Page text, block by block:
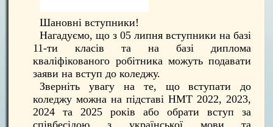
Шановні вступники!
Нагадуємо, що з 05 липня вступники на базі
11-ти класів та на базі диплома
кваліфікованого робітника можуть подавати
заяви на вступ до коледжу.
Зверніть увагу на те, що вступати до
коледжу можна на підставі НМТ 2022, 2023,
2024 та 2025 років або обрати вступ за